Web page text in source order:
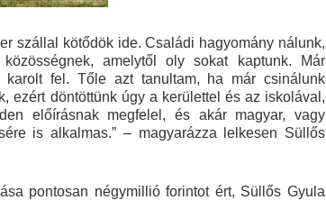
szállal kötődök ide. Családi hagyomány nálunk,
amelytől oly sokat kaptunk. Már
fel. Tőle azt tanultam, ha már csinálunk
ezért döntöttünk úgy a kerülettel és az iskolával,
előírásnak megfelel, és akár magyar, vagy
is alkalmas.” – magyarázza lelkesen Süllős
pontosan négymillió forintot ért, Süllős Gyula